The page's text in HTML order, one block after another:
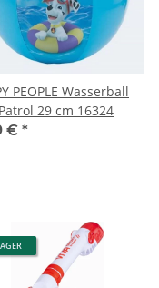
PEOPLE Wasserball
29 cm 16324
€ *